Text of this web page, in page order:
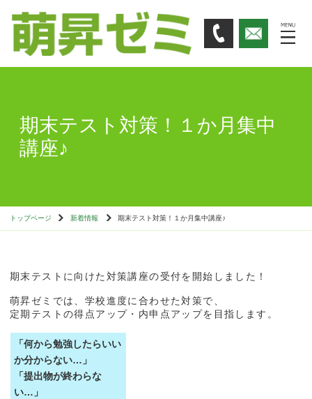
期末テスト対策！１か月集中
講座♪
トップページ 新着情報 期末テスト対策！１か月集中講座♪
期末テストに向けた対策講座の受付を開始しました！
萌昇ゼミでは、学校進度に合わせた対策で、
定期テストの得点アップ・内申点アップを目指します。
「何から勉強したらいい
か分からない…」
「提出物が終わらな
い…」